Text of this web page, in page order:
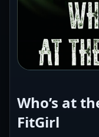
Who’s at
FitGirl